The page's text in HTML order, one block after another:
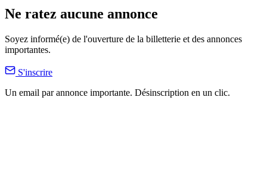
Ne ratez aucune annonce
Soyez informé(e) de l'ouverture de la billetterie et des annonces
importantes.
S'inscrire
Un email par annonce importante. Désinscription en un clic.